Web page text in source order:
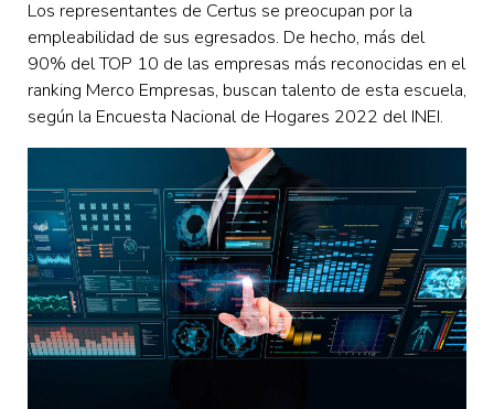
Los representantes de Certus se preocupan por la
empleabilidad de sus egresados. De hecho, más del
90% del TOP 10 de las empresas más reconocidas en el
ranking Merco Empresas, buscan talento de esta escuela,
según la Encuesta Nacional de Hogares 2022 del INEI.